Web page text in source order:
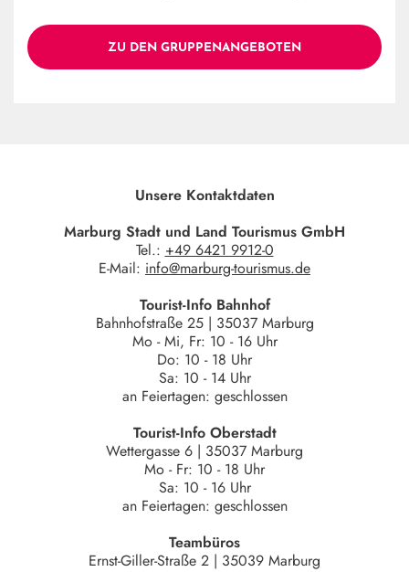
ZU DEN GRUPPENANGEBOTEN
Unsere Kontaktdaten
Marburg Stadt und Land Tourismus GmbH
Tel.: +49 6421 9912-0
E-Mail: info@marburg-tourismus.de
Tourist-Info Bahnhof
Bahnhofstraße 25 | 35037 Marburg
Mo - Mi, Fr: 10 - 16 Uhr
Do: 10 - 18 Uhr
Sa: 10 - 14 Uhr
an Feiertagen: geschlossen
Tourist-Info Oberstadt
Wettergasse 6 | 35037 Marburg
Mo - Fr: 10 - 18 Uhr
Sa: 10 - 16 Uhr
an Feiertagen: geschlossen
Teambüros
Ernst-Giller-Straße 2 | 35039 Marburg